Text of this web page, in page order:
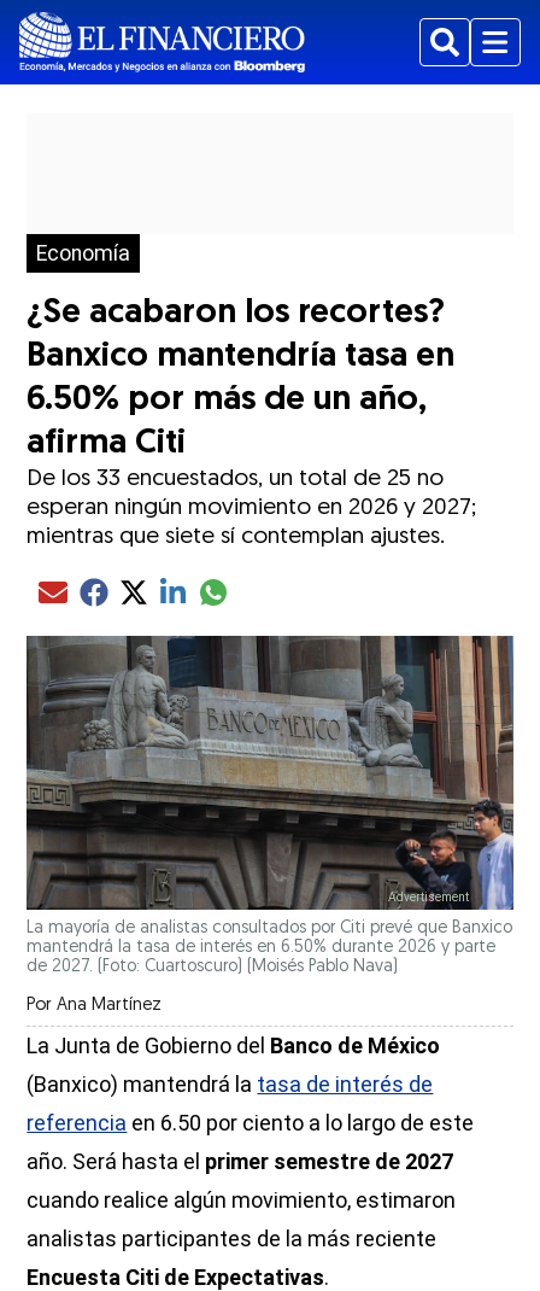
BuscarMenu
Economía
¿Se acabaron los recortes?
Banxico mantendría tasa en
6.50% por más de un año,
afirma Citi
De los 33 encuestados, un total de 25 no
esperan ningún movimiento en 2026 y 2027;
mientras que siete sí contemplan ajustes.
Compartir el artículo actual mediante Email
Compartir el artículo actual mediante Facebook
Compartir el artículo actual mediante Twitter
Compartir el artículo actual mediante LinkedIn
Compartir el artículo actual mediante
La mayoría de analistas consultados por Citi prevé que Banxico
mantendrá la tasa de interés en 6.50% durante 2026 y parte
de 2027. (Foto: Cuartoscuro)
(Moisés Pablo Nava)
Por Ana Martínez
La Junta de Gobierno del Banco de México
(Banxico) mantendrá la tasa de interés de
referencia en 6.50 por ciento a lo largo de este
año. Será hasta el primer semestre de 2027
cuando realice algún movimiento, estimaron
analistas participantes de la más reciente
Encuesta Citi de Expectativas.